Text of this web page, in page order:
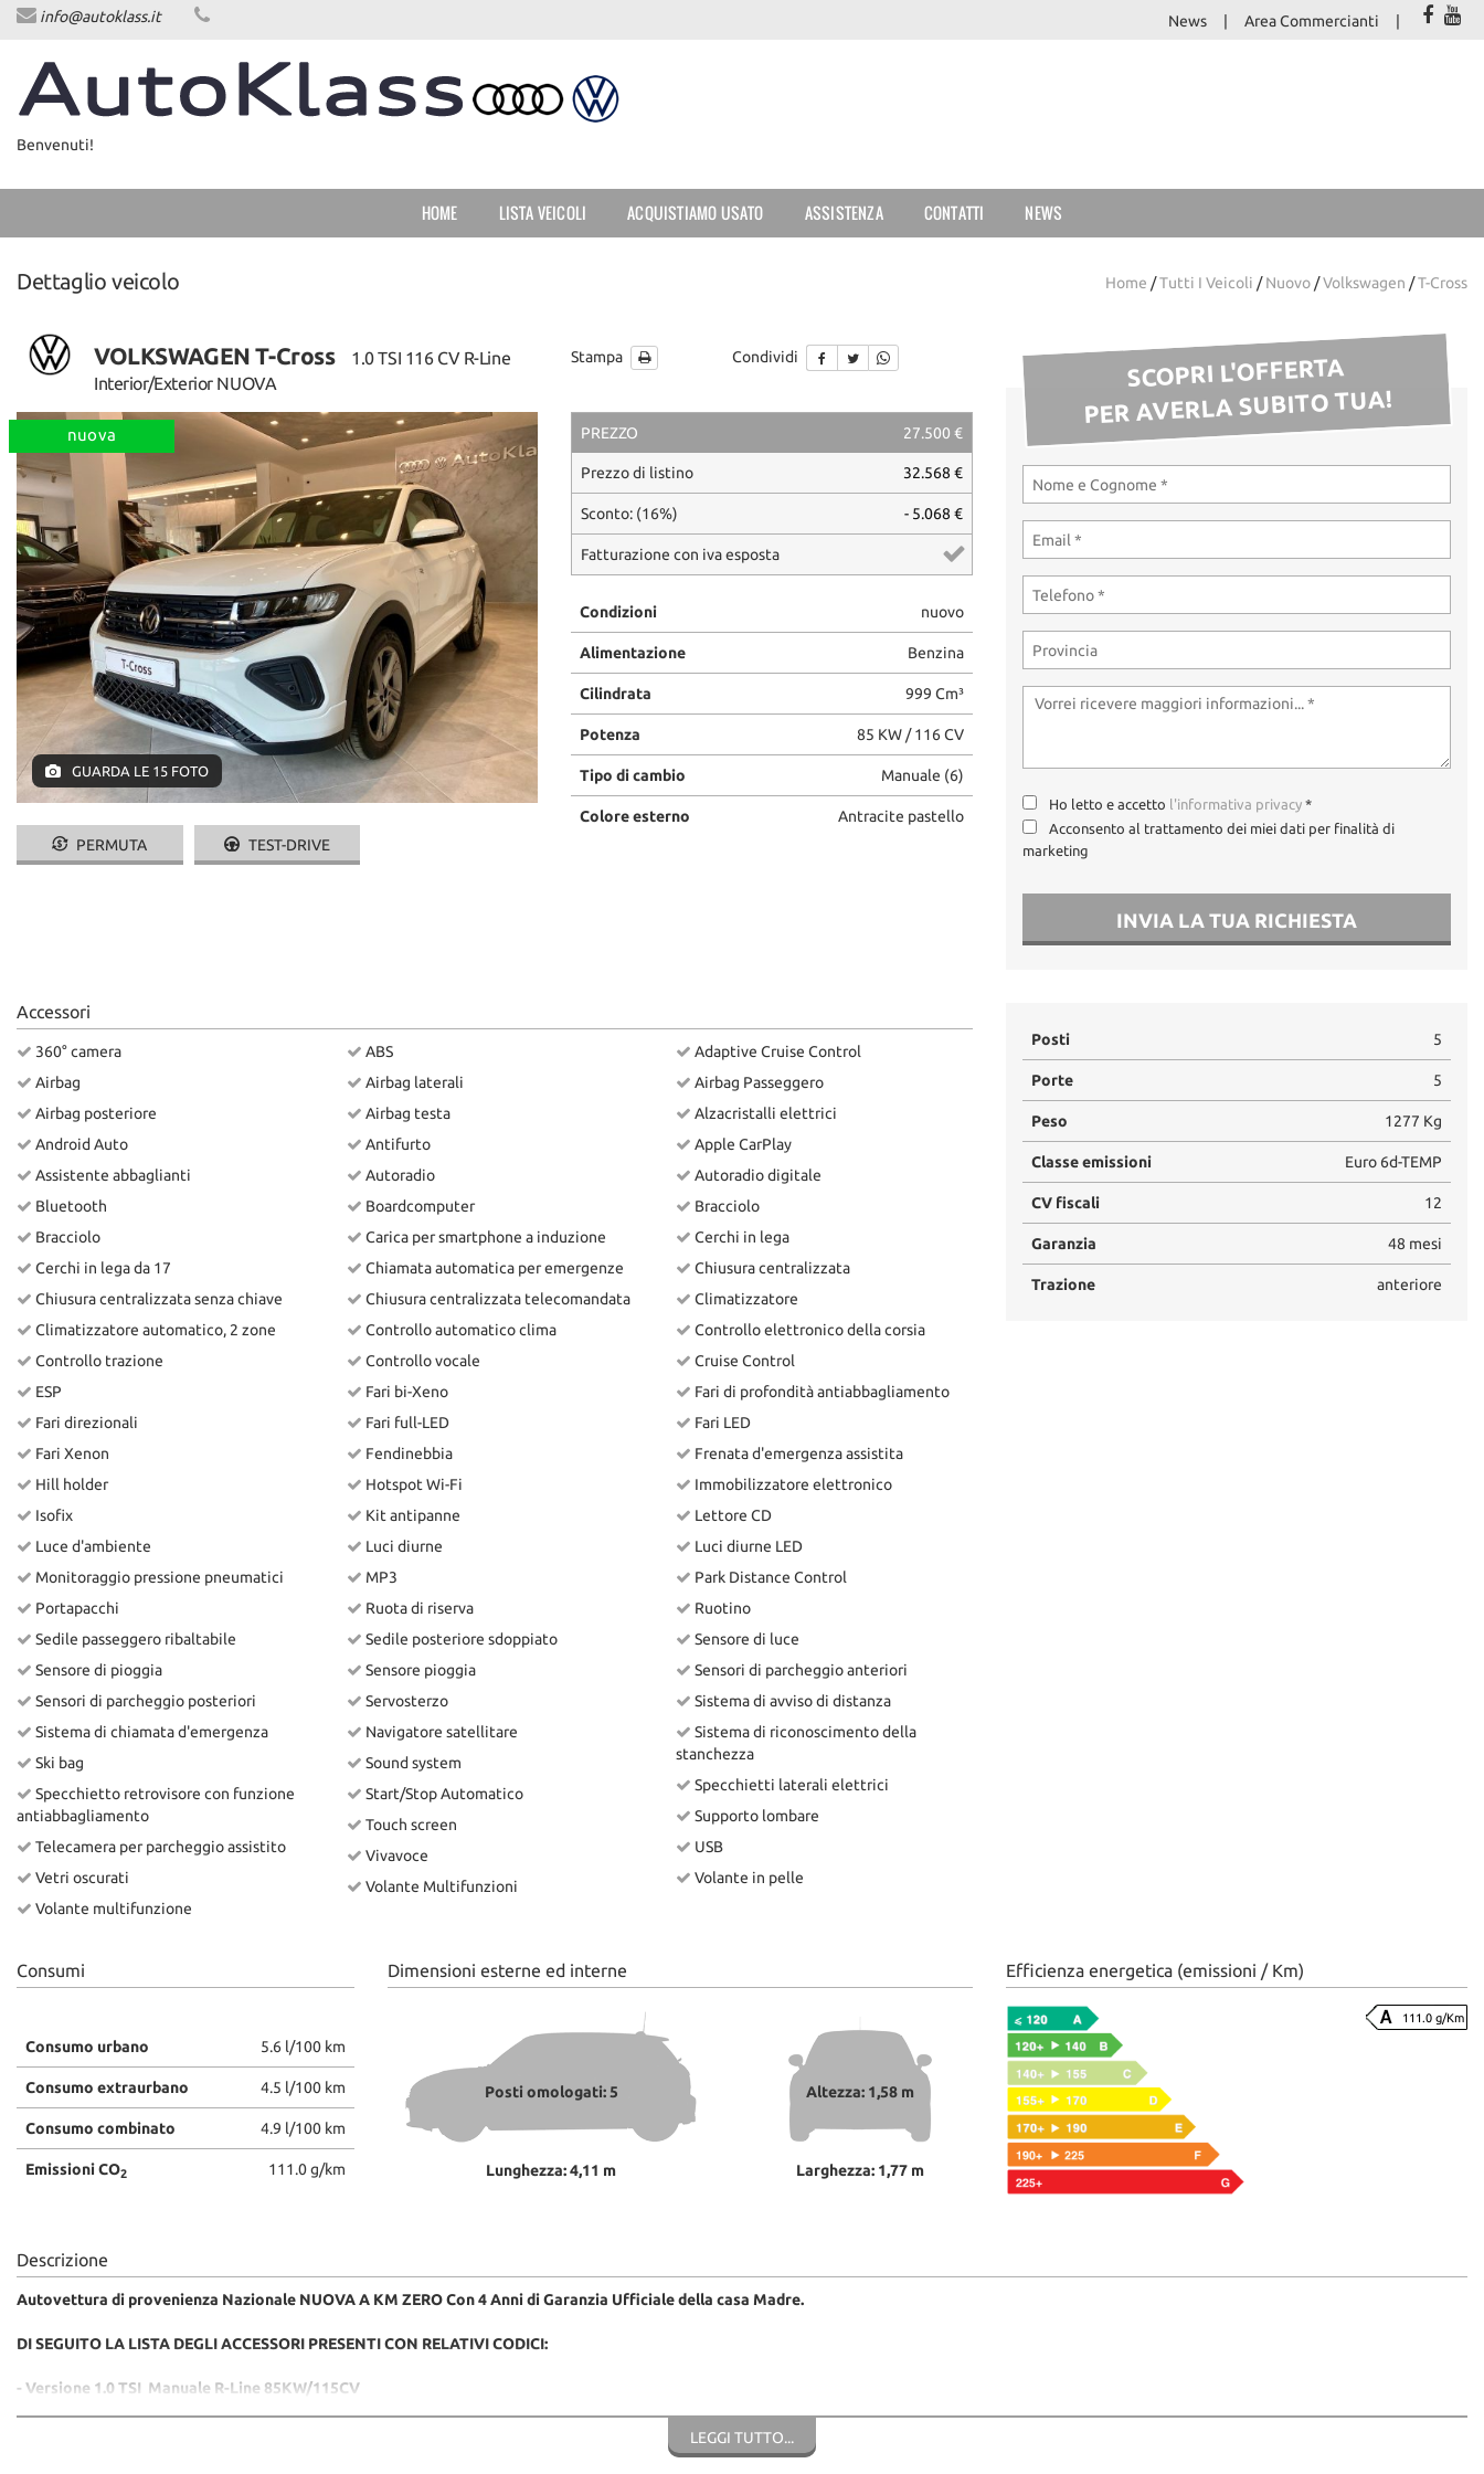
HOME
LISTA VEICOLI
CONTATTI
NEWS
NEWS
AREA COMMERCIANTI
info@autoklass.it News Area Commercianti
Benvenuti!
HOME LISTA VEICOLI ACQUISTIAMO USATO ASSISTENZA CONTATTI NEWS
Dettaglio veicolo Home /Tutti I Veicoli /Nuovo /Volkswagen /T-Cross
VOLKSWAGEN T-Cross
1.0 TSI 116 CV R-Line
Interior/Exterior NUOVA
Stampa Condividi
nuova
GUARDA LE 15 FOTO
PERMUTA TEST-DRIVE
PREZZO 27.500 €
Prezzo di listino 32.568 €
Sconto: (16%) - 5.068 €
Fatturazione con iva esposta
Condizioni nuovo
Alimentazione Benzina
Cilindrata 999 Cm³
Potenza 85 KW / 116 CV
Tipo di cambio Manuale (6)
Colore esterno Antracite pastello
SCOPRI L'OFFERTA
PER AVERLA SUBITO TUA!
Ho letto e accetto l'informativa privacy *
Acconsento al trattamento dei miei dati per finalità di
marketing
INVIA LA TUA RICHIESTA
Accessori
360° camera
Airbag
Airbag posteriore
Android Auto
Assistente abbaglianti
Bluetooth
Bracciolo
Cerchi in lega da 17
Chiusura centralizzata senza chiave
Climatizzatore automatico, 2 zone
Controllo trazione
ESP
Fari direzionali
Fari Xenon
Hill holder
Isofix
Luce d'ambiente
Monitoraggio pressione pneumatici
Portapacchi
Sedile passeggero ribaltabile
Sensore di pioggia
Sensori di parcheggio posteriori
Sistema di chiamata d'emergenza
Ski bag
Specchietto retrovisore con funzione
antiabbagliamento
Telecamera per parcheggio assistito
Vetri oscurati
Volante multifunzione
ABS
Airbag laterali
Airbag testa
Antifurto
Autoradio
Boardcomputer
Carica per smartphone a induzione
Chiamata automatica per emergenze
Chiusura centralizzata telecomandata
Controllo automatico clima
Controllo vocale
Fari bi-Xeno
Fari full-LED
Fendinebbia
Hotspot Wi-Fi
Kit antipanne
Luci diurne
MP3
Ruota di riserva
Sedile posteriore sdoppiato
Sensore pioggia
Servosterzo
Navigatore satellitare
Sound system
Start/Stop Automatico
Touch screen
Vivavoce
Volante Multifunzioni
Adaptive Cruise Control
Airbag Passeggero
Alzacristalli elettrici
Apple CarPlay
Autoradio digitale
Bracciolo
Cerchi in lega
Chiusura centralizzata
Climatizzatore
Controllo elettronico della corsia
Cruise Control
Fari di profondità antiabbagliamento
Fari LED
Frenata d'emergenza assistita
Immobilizzatore elettronico
Lettore CD
Luci diurne LED
Park Distance Control
Ruotino
Sensore di luce
Sensori di parcheggio anteriori
Sistema di avviso di distanza
Sistema di riconoscimento della
stanchezza
Specchietti laterali elettrici
Supporto lombare
USB
Volante in pelle
Posti 5
Porte 5
Peso 1277 Kg
Classe emissioni Euro 6d-TEMP
CV fiscali 12
Garanzia 48 mesi
Trazione anteriore
Consumi
Consumo urbano 5.6 l/100 km
Consumo extraurbano 4.5 l/100 km
Consumo combinato 4.9 l/100 km
Emissioni CO2 111.0 g/km
Dimensioni esterne ed interne
Posti omologati: 5
Lunghezza: 4,11 m
Altezza: 1,58 m
Larghezza: 1,77 m
Efficienza energetica (emissioni / Km)
111.0 g/Km
Descrizione
Autovettura di provenienza Nazionale NUOVA A KM ZERO Con 4 Anni di Garanzia Ufficiale della casa Madre.
DI SEGUITO LA LISTA DEGLI ACCESSORI PRESENTI CON RELATIVI CODICI:
- Versione 1.0 TSI Manuale R-Line 85KW/115CV
LEGGI TUTTO...